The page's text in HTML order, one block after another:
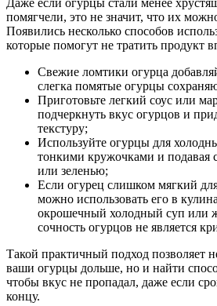
Даже если огурцы стали менее
помягчели, это не значит, что их
Появились несколько способов
которые помогут не тратить продукт
Свежие ломтики огурца
слегка помятые огурцы
Приготовьте легкий соус или
подчеркнуть вкус огурцов и
текстуру;
Используйте огурцы для
тонкими кружочками и подавая
или зеленью;
Если огурец слишком мягкий
можно использовать его в
окрошечный холодный суп или
сочность огурцов не является
Такой практичный подход позволяет
ваши огурцы дольше, но и найти
чтобы вкус не пропадал, даже если
концу.